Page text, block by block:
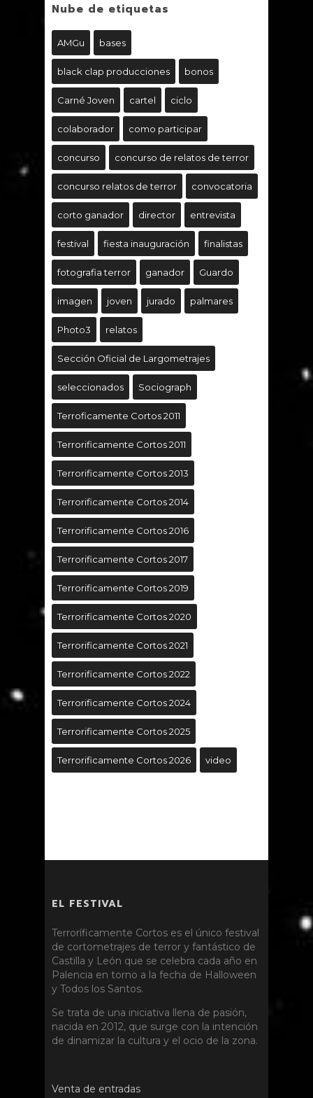
Nube de etiquetas
AMGu bases
black clap producciones bonos
Carné Joven cartel ciclo
colaborador como participar
concurso concurso de relatos de terror
concurso relatos de terror convocatoria
corto ganador director entrevista
festival fiesta inauguración finalistas
fotografia terror ganador Guardo
imagen joven jurado palmares
Photo3 relatos
Sección Oficial de Largometrajes
seleccionados Sociograph
Terroficamente Cortos 2011
Terrorificamente Cortos 2011
Terrorificamente Cortos 2013
Terrorificamente Cortos 2014
Terrorificamente Cortos 2016
Terrorificamente Cortos 2017
Terrorificamente Cortos 2019
Terrorificamente Cortos 2020
Terrorificamente Cortos 2021
Terrorificamente Cortos 2022
Terrorificamente Cortos 2024
Terrorificamente Cortos 2025
Terrorificamente Cortos 2026 video
EL FESTIVAL
Terroríficamente Cortos es el único festival
de cortometrajes de terror y fantástico de
Castilla y León que se celebra cada año en
Palencia en torno a la fecha de Halloween
y Todos los Santos.
Se trata de una iniciativa llena de pasión,
nacida en 2012, que surge con la intención
de dinamizar la cultura y el ocio de la zona.
Venta de entradas